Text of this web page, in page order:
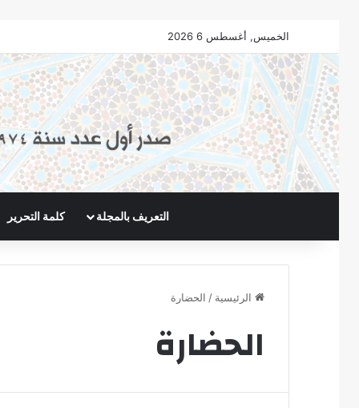
الخميس, أغسطس 6 2026
التعريف بالمجلة كلمة التحرير
الرئيسية / الحضارة
الحضارة